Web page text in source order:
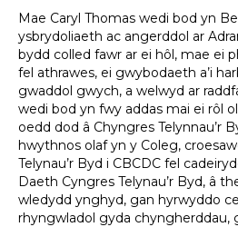
Mae Caryl Thomas wedi bod yn
ysbrydoliaeth ac angerddol ar
bydd colled fawr ar ei hôl, mae ei
fel athrawes, ei gwybodaeth a’i
gwaddol gwych, a welwyd ar
wedi bod yn fwy addas mai ei rôl
oedd dod â Chyngres Telynnau’r
hwythnos olaf yn y Coleg,
Telynau’r Byd i CBCDC fel
Daeth Cyngres Telynau’r Byd, â
wledydd ynghyd, gan hyrwyddo
rhyngwladol gyda chyngherddau,